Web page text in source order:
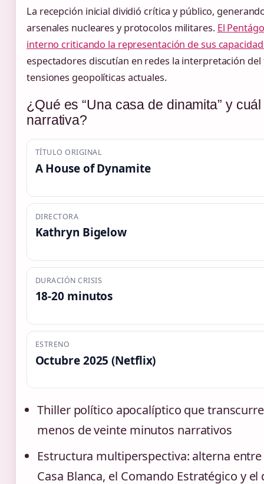
La recepción inicial dividió crítica y público,
arsenales nucleares y protocolos militares. El
interno criticando la representación de sus
espectadores discutían en redes la interpretación
tensiones geopolíticas actuales.
¿Qué es “Una casa de dinamita” y
narrativa?
TÍTULO ORIGINAL
A House of Dynamite
DIRECTORA
Kathryn Bigelow
DURACIÓN CRISIS
18-20 minutos
ESTRENO
Octubre 2025 (Netflix)
Thiller político apocalíptico que
menos de veinte minutos narrativos
Estructura multiperspectiva: alterna entre
Casa Blanca, el Comando Estratégico y